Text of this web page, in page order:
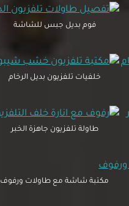
فوم بديل جبس للشاشة
خلفيات تلفزيون بديل الرخام
طاولة تلفزيون جاهزة الخبر
مكتبة شاشة مع طاولات ورفوف